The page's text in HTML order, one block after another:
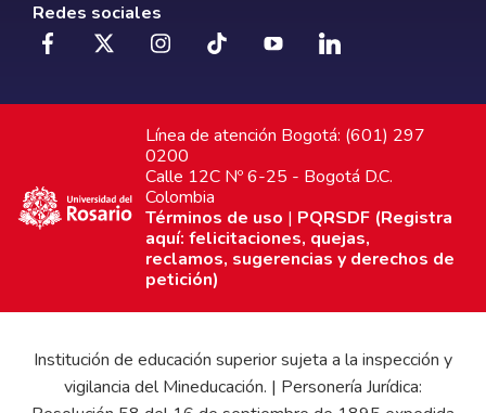
Redes sociales
Línea de atención Bogotá: (601) 297
0200
Calle 12C Nº 6-25 - Bogotá D.C.
Colombia
Términos de uso | PQRSDF (Registra
aquí: felicitaciones, quejas,
reclamos, sugerencias y derechos de
petición)
Institución de educación superior sujeta a la inspección y
vigilancia del Mineducación. | Personería Jurídica: